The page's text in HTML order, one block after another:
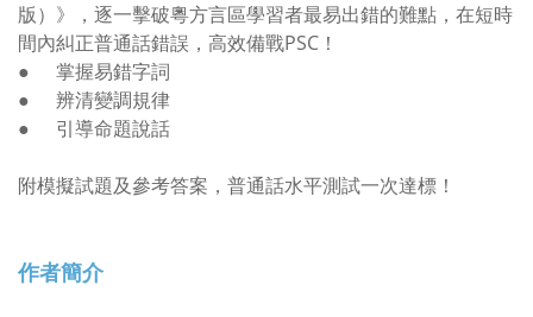
版）》，逐一擊破粵方言區學習者最易出錯的難點，在短時
間內糾正普通話錯誤，高效備戰PSC！
●
掌握易錯字詞
●
辨清變調規律
●
引導命題說話
附模擬試題及參考答案，普通話水平測試一次達標！
作者簡介